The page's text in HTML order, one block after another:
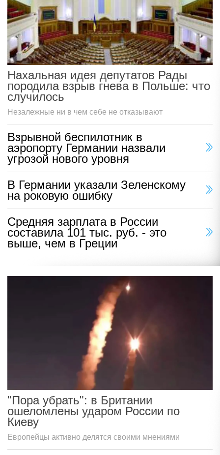
Нахальная идея депутатов Рады
породила взрыв гнева в Польше: что
случилось
Незалежные ни в чем себе не отказывают
Взрывной беспилотник в
аэропорту Германии назвали
угрозой нового уровня
В Германии указали Зеленскому
на роковую ошибку
Средняя зарплата в России
составила 101 тыс. руб. - это
выше, чем в Греции
"Пора убрать": в Британии
ошеломлены ударом России по
Киеву
Европейцы активно делятся своими мнениями